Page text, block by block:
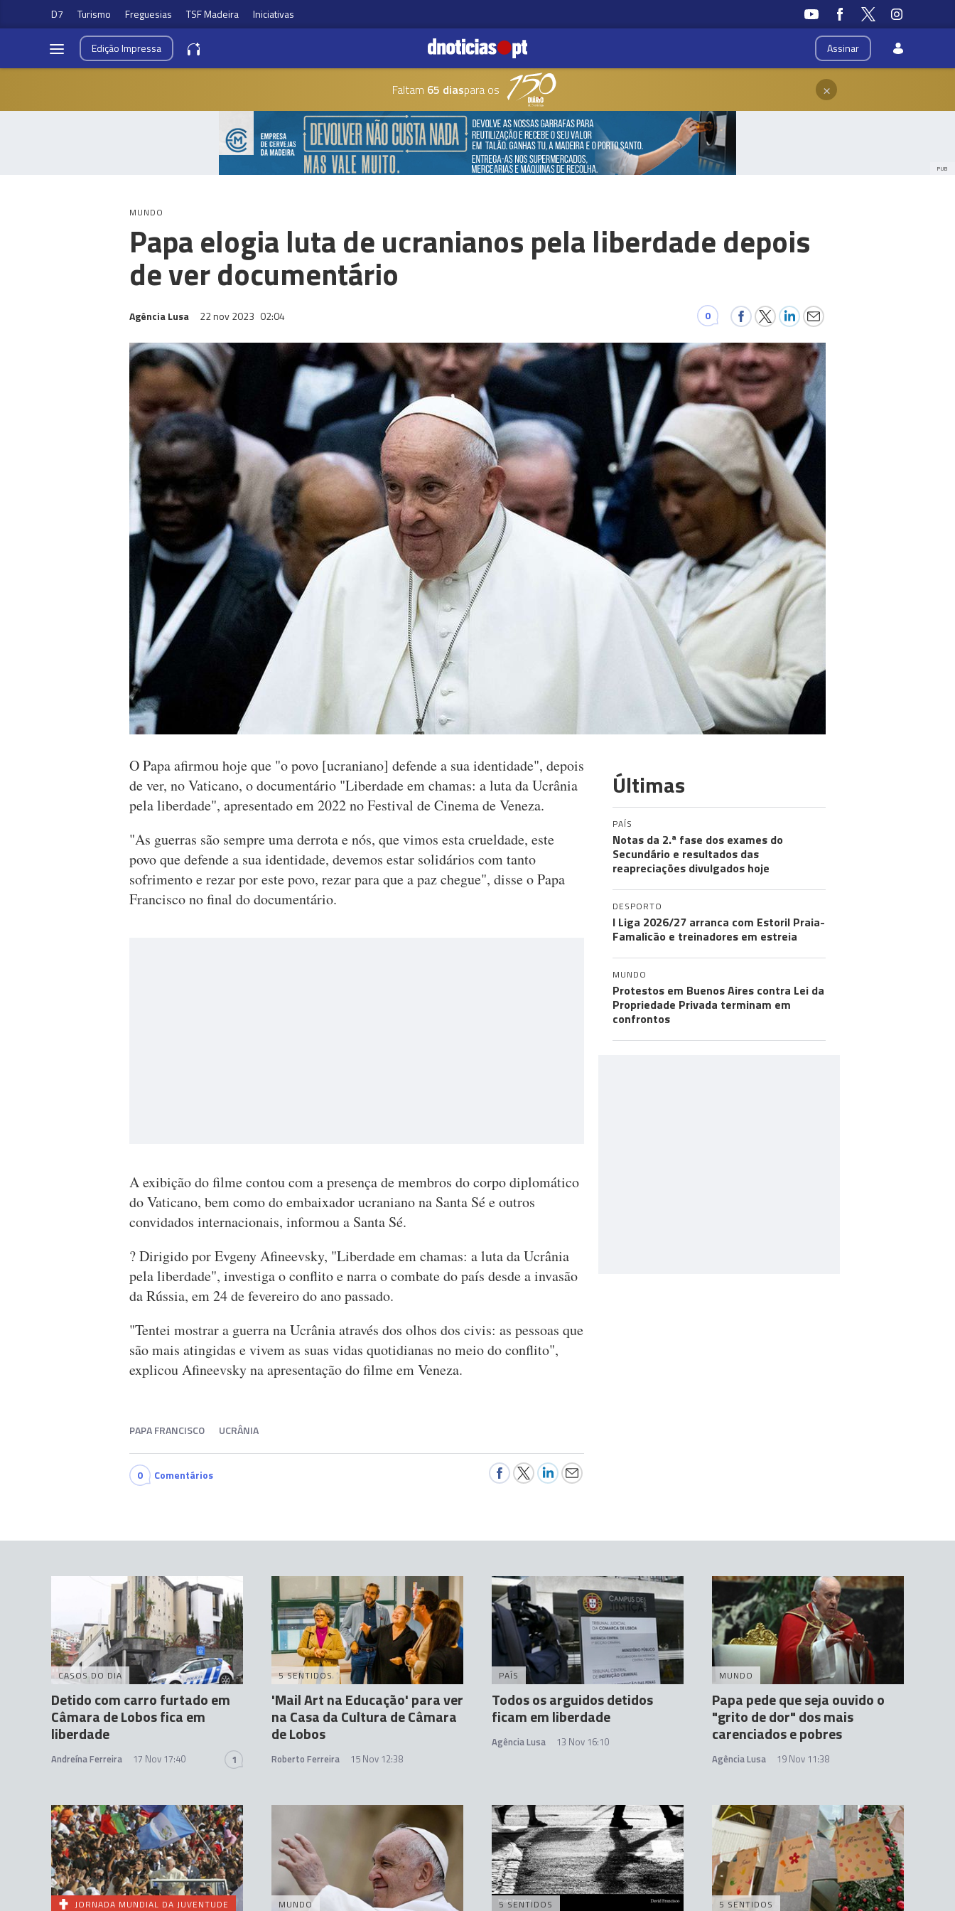
D7 Turismo Freguesias TSF Madeira Iniciativas
Assinar
EdiçãoImpressa
Faltam 65 diaspara os ×
PUB
MUNDO
Papa elogia luta de ucranianos pela liberdade depois
de ver documentário
Agência Lusa 22 nov 2023 02:04 0
O Papa afirmou hoje que "o povo [ucraniano] defende a sua identidade", depois
de ver, no Vaticano, o documentário "Liberdade em chamas: a luta da Ucrânia
pela liberdade", apresentado em 2022 no Festival de Cinema de Veneza.
"As guerras são sempre uma derrota e nós, que vimos esta crueldade, este
povo que defende a sua identidade, devemos estar solidários com tanto
sofrimento e rezar por este povo, rezar para que a paz chegue", disse o Papa
Francisco no final do documentário.
A exibição do filme contou com a presença de membros do corpo diplomático
do Vaticano, bem como do embaixador ucraniano na Santa Sé e outros
convidados internacionais, informou a Santa Sé.
? Dirigido por Evgeny Afineevsky, "Liberdade em chamas: a luta da Ucrânia
pela liberdade", investiga o conflito e narra o combate do país desde a invasão
da Rússia, em 24 de fevereiro do ano passado.
"Tentei mostrar a guerra na Ucrânia através dos olhos dos civis: as pessoas que
são mais atingidas e vivem as suas vidas quotidianas no meio do conflito",
explicou Afineevsky na apresentação do filme em Veneza.
PAPA FRANCISCO UCRÂNIA
0 Comentários
Últimas
PAÍS
Notas da 2.ª fase dos exames do
Secundário e resultados das
reapreciações divulgados hoje
DESPORTO
I Liga 2026/27 arranca com Estoril Praia-
Famalicão e treinadores em estreia
MUNDO
Protestos em Buenos Aires contra Lei da
Propriedade Privada terminam em
confrontos
CASOS DO DIA
Detido com carro furtado em
Câmara de Lobos fica em
liberdade
Andreína Ferreira 17 Nov 17:40 1
5 SENTIDOS
'Mail Art na Educação' para ver
na Casa da Cultura de Câmara
de Lobos
Roberto Ferreira 15 Nov 12:38
PAÍS
Todos os arguidos detidos
ficam em liberdade
Agência Lusa 13 Nov 16:10
MUNDO
Papa pede que seja ouvido o
"grito de dor" dos mais
carenciados e pobres
Agência Lusa 19 Nov 11:38
JORNADA MUNDIAL DA JUVENTUDE MUNDO 5 SENTIDOS 5 SENTIDOS